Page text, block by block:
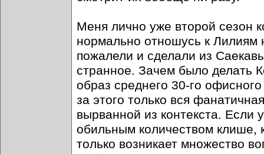
Меня лично уже второй сезон
нормально отношусь к Лилиям
пожалели и сделали из
странное. Зачем было делать
образ среднего 30-го
за этого только вся
вырванной из контекста. Если
обильным количеством клише,
только возникает множество